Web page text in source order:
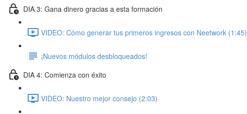
DIA 3: Gana dinero gracias a esta formación
VIDEO: Cómo generar tus primeros ingresos con Neetwork (1:45)
¡Nuevos módulos desbloqueados!
DIA 4: Comienza con éxito
VIDEO: Nuestro mejor consejo (2:03)